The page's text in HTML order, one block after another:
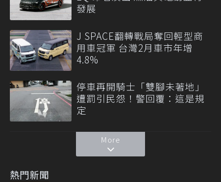
發展
J SPACE翻轉戰局奪回輕型商
用車冠軍 台灣2月車市年增
4.8%
停車再開騎士「雙腳未著地」
遭罰引民怨！警回覆：這是規
定
More
熱門新聞